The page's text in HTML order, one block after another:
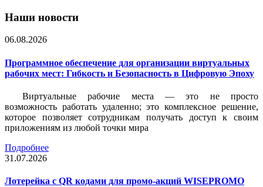
Наши новости
06.08.2026
Программное обеспечение для организации виртуальных
рабочих мест: Гибкость и Безопасность в Цифровую Эпоху
Виртуальные рабочие места — это не просто
возможность работать удаленно; это комплексное решение,
которое позволяет сотрудникам получать доступ к своим
приложениям из любой точки мира
Подробнее
31.07.2026
Лотерейка c QR кодами для промо-акций WISEPROMO